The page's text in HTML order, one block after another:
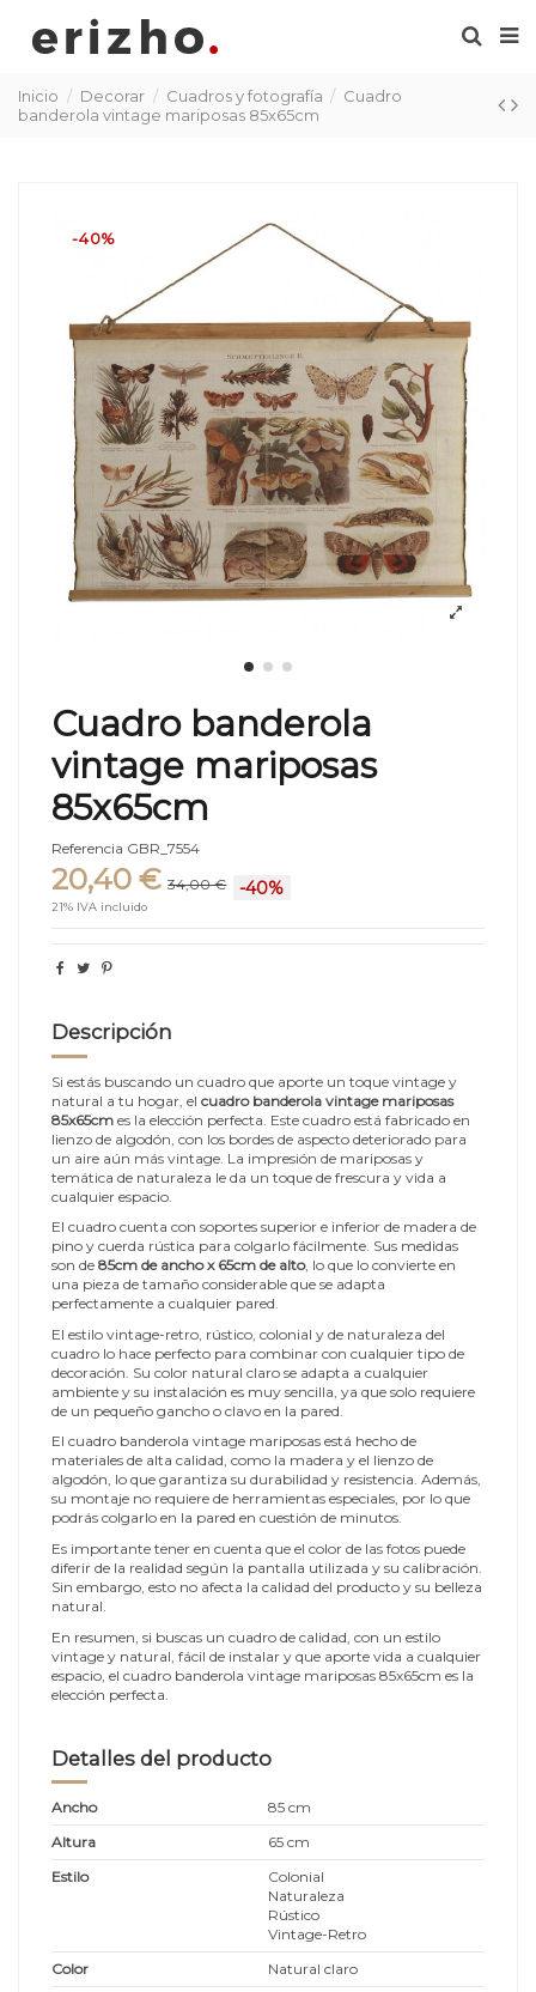
Inicio Decorar Cuadros y fotografía
Cuadro
banderola vintage mariposas 85x65cm
-40%
Cuadro banderola
vintage mariposas
85x65cm
Referencia GBR_7554
20,40 € 34,00 € -40%
21% IVA incluido
Descripción
Si estás buscando un cuadro que aporte un toque vintage y
natural a tu hogar, el cuadro banderola vintage mariposas
85x65cm es la elección perfecta. Este cuadro está fabricado en
lienzo de algodón, con los bordes de aspecto deteriorado para
un aire aún más vintage. La impresión de mariposas y
temática de naturaleza le da un toque de frescura y vida a
cualquier espacio.
El cuadro cuenta con soportes superior e inferior de madera de
pino y cuerda rústica para colgarlo fácilmente. Sus medidas
son de 85cm de ancho x 65cm de alto, lo que lo convierte en
una pieza de tamaño considerable que se adapta
perfectamente a cualquier pared.
El estilo vintage-retro, rústico, colonial y de naturaleza del
cuadro lo hace perfecto para combinar con cualquier tipo de
decoración. Su color natural claro se adapta a cualquier
ambiente y su instalación es muy sencilla, ya que solo requiere
de un pequeño gancho o clavo en la pared.
El cuadro banderola vintage mariposas está hecho de
materiales de alta calidad, como la madera y el lienzo de
algodón, lo que garantiza su durabilidad y resistencia. Además,
su montaje no requiere de herramientas especiales, por lo que
podrás colgarlo en la pared en cuestión de minutos.
Es importante tener en cuenta que el color de las fotos puede
diferir de la realidad según la pantalla utilizada y su calibración.
Sin embargo, esto no afecta la calidad del producto y su belleza
natural.
En resumen, si buscas un cuadro de calidad, con un estilo
vintage y natural, fácil de instalar y que aporte vida a cualquier
espacio, el cuadro banderola vintage mariposas 85x65cm es la
elección perfecta.
Detalles del producto
Ancho
85 cm
Altura
65 cm
Estilo
Colonial
Naturaleza
Rústico
Vintage-Retro
Color
Natural claro